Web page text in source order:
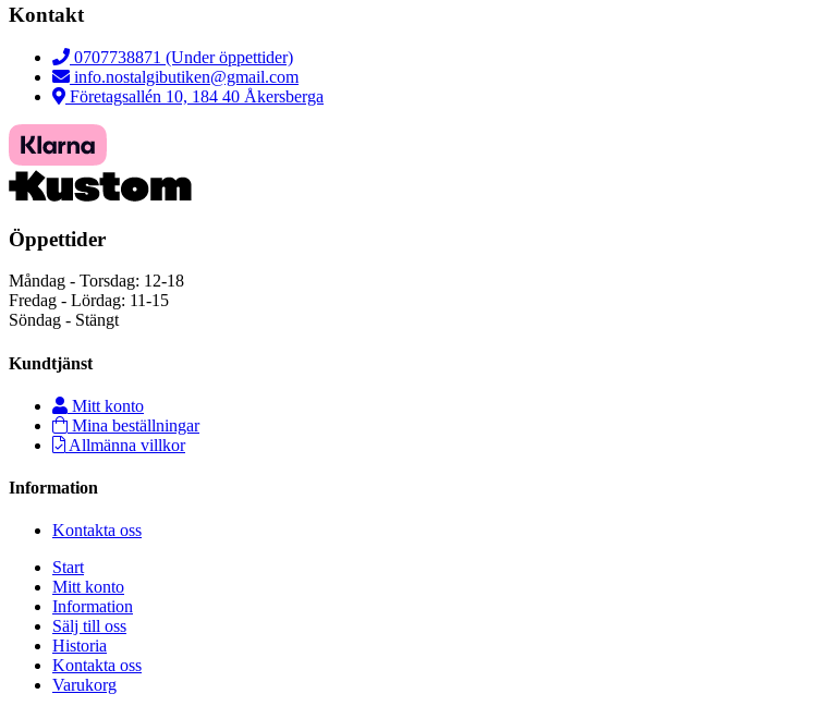
Kontakt
0707738871 (Under öppettider)
info.nostalgibutiken@gmail.com
Företagsallén 10, 184 40 Åkersberga
Öppettider
Måndag - Torsdag: 12-18
Fredag - Lördag: 11-15
Söndag - Stängt
Kundtjänst
Mitt konto
Mina beställningar
Allmänna villkor
Information
Kontakta oss
Start
Mitt konto
Information
Sälj till oss
Historia
Kontakta oss
Varukorg